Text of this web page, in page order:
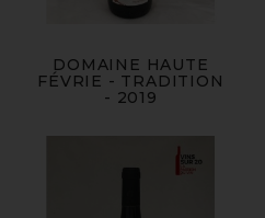
DOMAINE HAUTE
FÉVRIE - TRADITION
- 2019